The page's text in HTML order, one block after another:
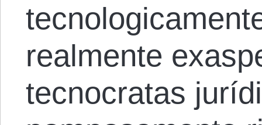
realmente
tecnocratas